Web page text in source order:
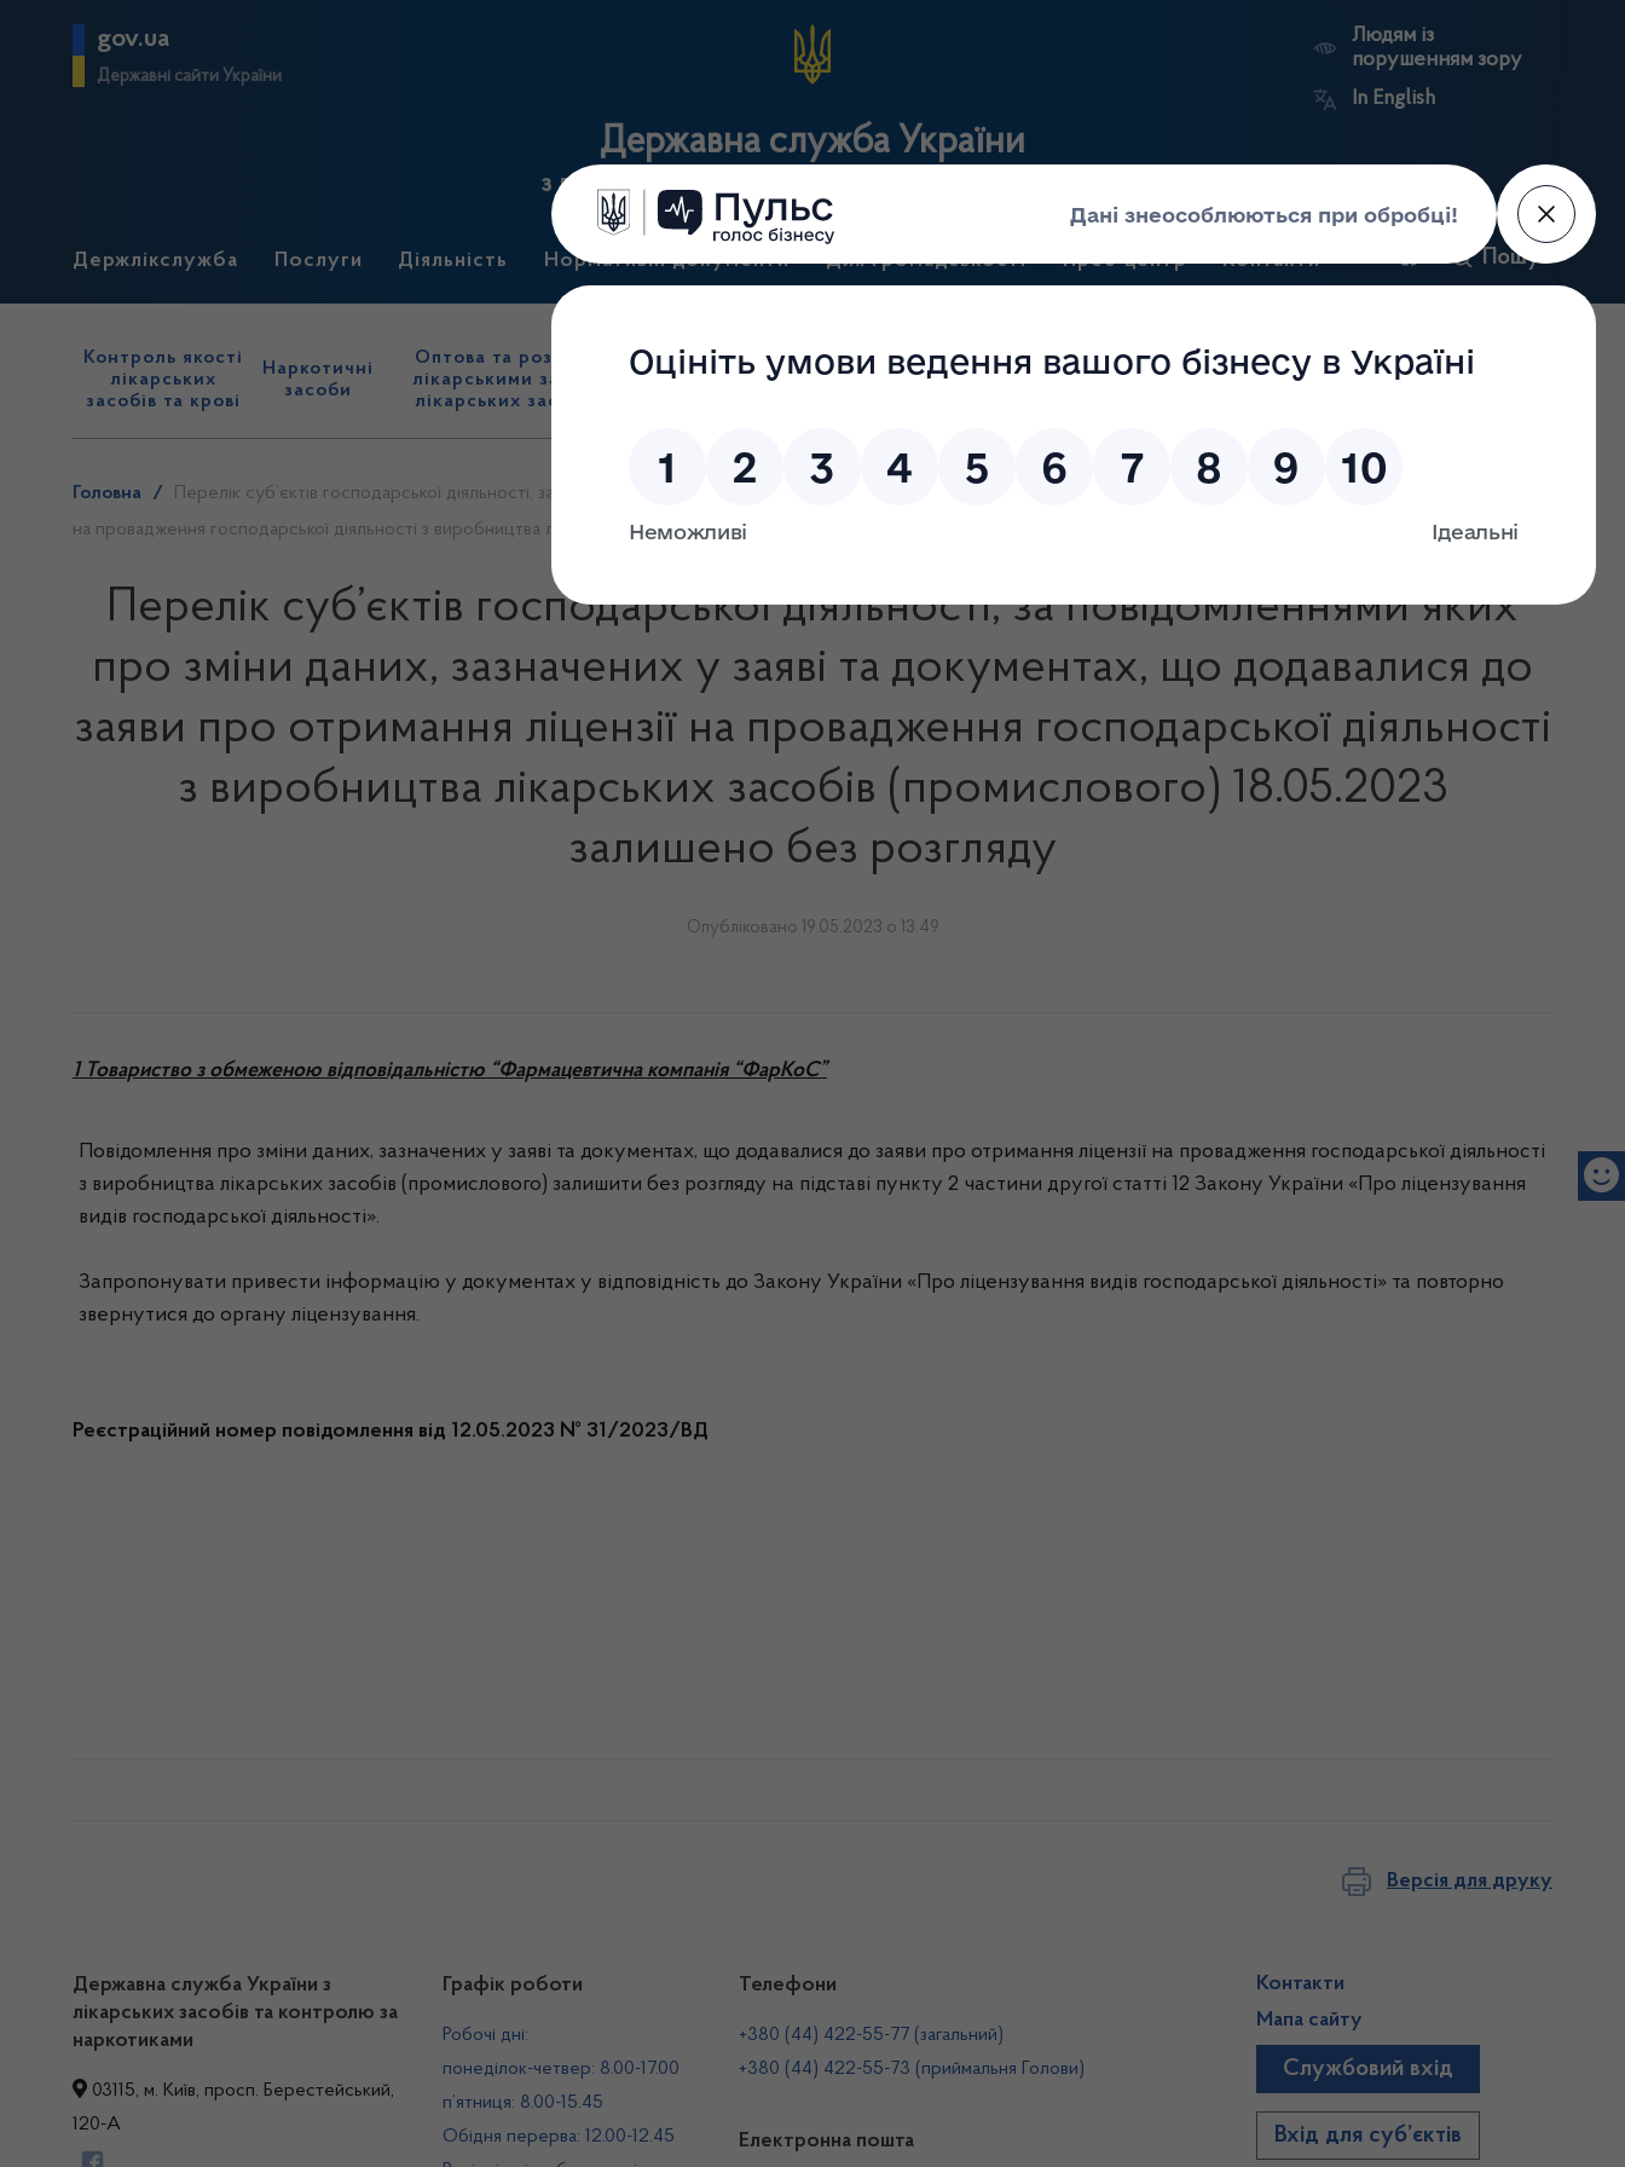
gov.ua
Державні сайти України
Державна служба України
з лікарських засобів та контролю за наркотиками
Людям із
порушенням зору
In English
Держлікслужба Послуги Діяльність Нормативні документи Для громадськості Прес-центр Контакти Пошук
Контроль якості
лікарських
засобів та крові
Наркотичні
засоби
Оптова та роздрібна торгівля
лікарськими засобами, імпорт
лікарських засобів (крім АФІ)
Державний
нагляд
виробництва лікарських
Ринковий
Державні
Антикорупційний
портал
Головна /
Перелік суб’єктів господарської діяльності, за повідомленнями яких про зміни даних, зазначених у заяві та документах, що додавалися до заяви про отримання ліцензії
на провадження господарської діяльності з виробництва лікарських засобів (промислового) 18.05.2023 залишено без розгляду
Перелік суб’єктів господарської діяльності, за повідомленнями яких
про зміни даних, зазначених у заяві та документах, що додавалися до
заяви про отримання ліцензії на провадження господарської діяльності
з виробництва лікарських засобів (промислового) 18.05.2023
залишено без розгляду
Опубліковано 19.05.2023 о 13:49
1 Товариство з обмеженою відповідальністю “Фармацевтична компанія “ФарКоС”
Повідомлення про зміни даних, зазначених у заяві та документах, що додавалися до заяви про отримання ліцензії на провадження господарської діяльності
з виробництва лікарських засобів (промислового) залишити без розгляду на підставі пункту 2 частини другої статті 12 Закону України «Про ліцензування
видів господарської діяльності».
Запропонувати привести інформацію у документах у відповідність до Закону України «Про ліцензування видів господарської діяльності» та повторно
звернутися до органу ліцензування.
Реєстраційний номер повідомлення від 12.05.2023 № 31/2023/ВД
Версія для друку
Державна служба України з
лікарських засобів та контролю за
наркотиками
03115, м. Київ, просп. Берестейський,
120-А
Графік роботи
Робочі дні:
понеділок-четвер: 8.00-17.00
п’ятниця: 8.00-15.45
Обідня перерва: 12.00-12.45
Телефони
+380 (44) 422-55-77 (загальний)
+380 (44) 422-55-73 (приймальня Голови)
Електронна пошта
Контакти
Мапа сайту
Службовий вхід
Вхід для суб’єктів